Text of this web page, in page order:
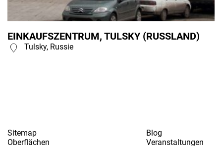
EINKAUFSZENTRUM, TULSKY (RUSSLAND)
Tulsky, Russie
Sitemap
Oberflächen
Blog
Veranstaltungen